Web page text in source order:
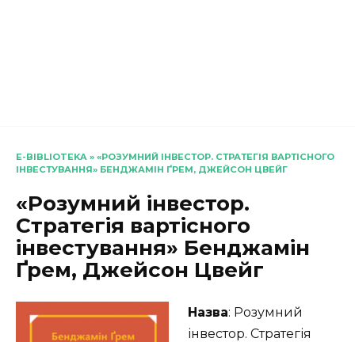
E-BIBLIOTEKA » «РОЗУМНИЙ ІНВЕСТОР. СТРАТЕГІЯ ВАРТІСНОГО
ІНВЕСТУВАННЯ» БЕНДЖАМІН ҐРЕМ, ДЖЕЙСОН ЦВЕЙГ
«Розумний інвестор.
Стратегія вартісного
інвестування» Бенджамін
Ґрем, Джейсон Цвейг
Назва: Розумний
інвестор. Стратегія